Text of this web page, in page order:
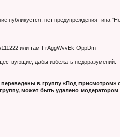
публикуется, нет предупреждения типа
или там FrAggWvvEk-OppDm
дабы избежать недоразумений.
в группу «Под
может быть удалено